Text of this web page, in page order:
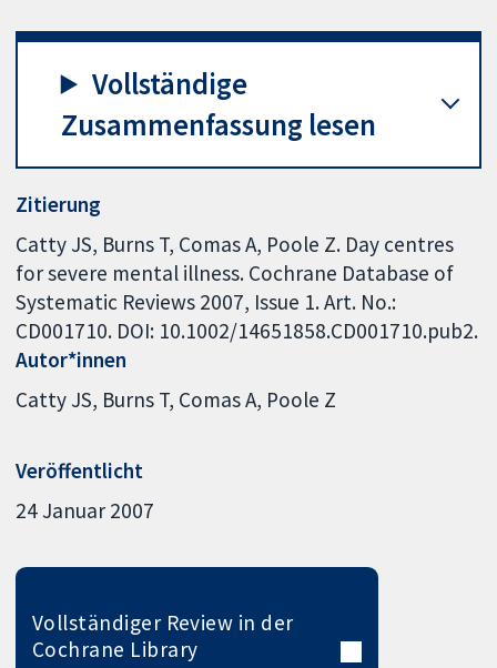
Vollständige
Zusammenfassung lesen
Zitierung
Catty JS, Burns T, Comas A, Poole Z. Day centres
for severe mental illness. Cochrane Database of
Systematic Reviews 2007, Issue 1. Art. No.:
CD001710. DOI: 10.1002/14651858.CD001710.pub2.
Autor*innen
Catty JS Burns T Comas A Poole Z
Veröffentlicht
24 Januar 2007
Vollständiger Review in der
Cochrane Library